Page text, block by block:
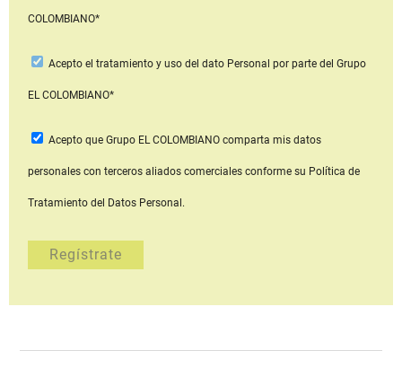
COLOMBIANO*
Acepto el tratamiento y uso del dato Personal por parte del Grupo
EL COLOMBIANO*
Acepto que Grupo EL COLOMBIANOcomparta mis datos
personales con terceros aliados comerciales conforme su Política de
Tratamiento del Datos Personal.